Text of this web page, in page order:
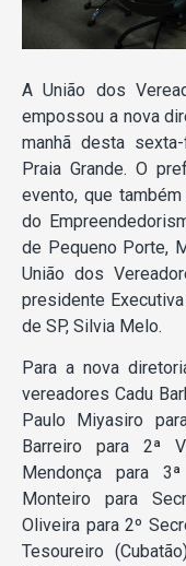
A União dos
empossou a nova
manhã desta
Praia Grande. O
evento, que
do
de Pequeno Porte,
União dos
presidente
de SP, Silvia Melo.
Para a nova
vereadores Cadu
Paulo Miyasiro
Barreiro para 2ª
Mendonça para
Monteiro para
Oliveira para 2º
Tesoureiro